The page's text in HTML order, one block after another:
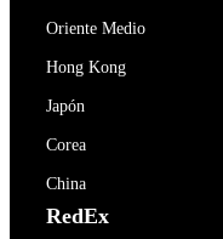
Oriente Medio
Hong Kong
Japón
Corea
China
RedEx